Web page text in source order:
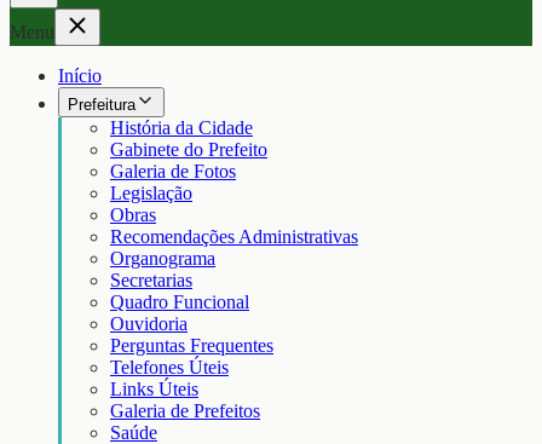
Menu
Início
Prefeitura
História da Cidade
Gabinete do Prefeito
Galeria de Fotos
Legislação
Obras
Recomendações Administrativas
Organograma
Secretarias
Quadro Funcional
Ouvidoria
Perguntas Frequentes
Telefones Úteis
Links Úteis
Galeria de Prefeitos
Saúde